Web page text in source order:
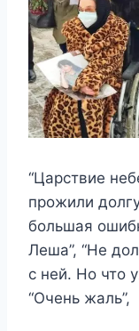
“Царствие
прожили
большая
Леша”, “Не
с ней. Но что
“Очень жаль”,